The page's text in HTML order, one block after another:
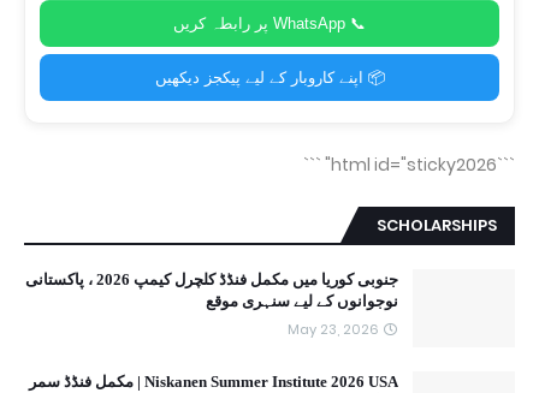
📞 WhatsApp پر رابطہ کریں
📦 اپنے کاروبار کے لیے پیکجز دیکھیں
```html id="sticky2026"
```
SCHOLARSHIPS
جنوبی کوریا میں مکمل فنڈڈ کلچرل کیمپ 2026 ، پاکستانی
نوجوانوں کے لیے سنہری موقع
May 23, 2026
Niskanen Summer Institute 2026 USA | مکمل فنڈڈ سمر